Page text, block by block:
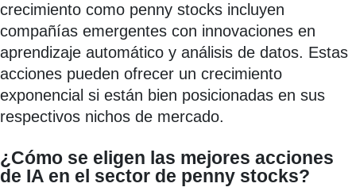
crecimiento como penny stocks incluyen
compañías emergentes con innovaciones en
aprendizaje automático y análisis de datos. Estas
acciones pueden ofrecer un crecimiento
exponencial si están bien posicionadas en sus
respectivos nichos de mercado.
¿Cómo se eligen las mejores acciones
de IA en el sector de penny stocks?